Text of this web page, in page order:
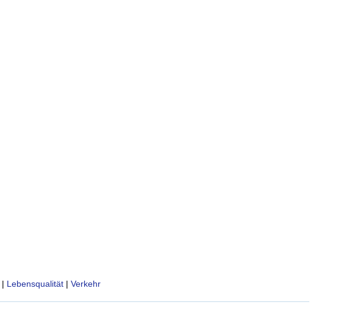
| Lebensqualität | Verkehr